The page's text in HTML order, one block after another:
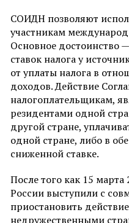
СОИДН позволяют
участникам
Основное
ставок налога у
от уплаты налога в
доходов. Действие
налогоплательщикам,
резидентами одной
другой стране,
одной стране, либо в
сниженной ставке.
После того как 15
России выступили с
приостановить
недружественными